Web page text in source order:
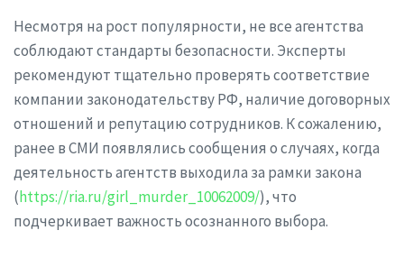
Несмотря на рост популярности, не все агентства
соблюдают стандарты безопасности. Эксперты
рекомендуют тщательно проверять соответствие
компании законодательству РФ, наличие договорных
отношений и репутацию сотрудников. К сожалению,
ранее в СМИ появлялись сообщения о случаях, когда
деятельность агентств выходила за рамки закона
(https://ria.ru/girl_murder_10062009/), что
подчеркивает важность осознанного выбора.